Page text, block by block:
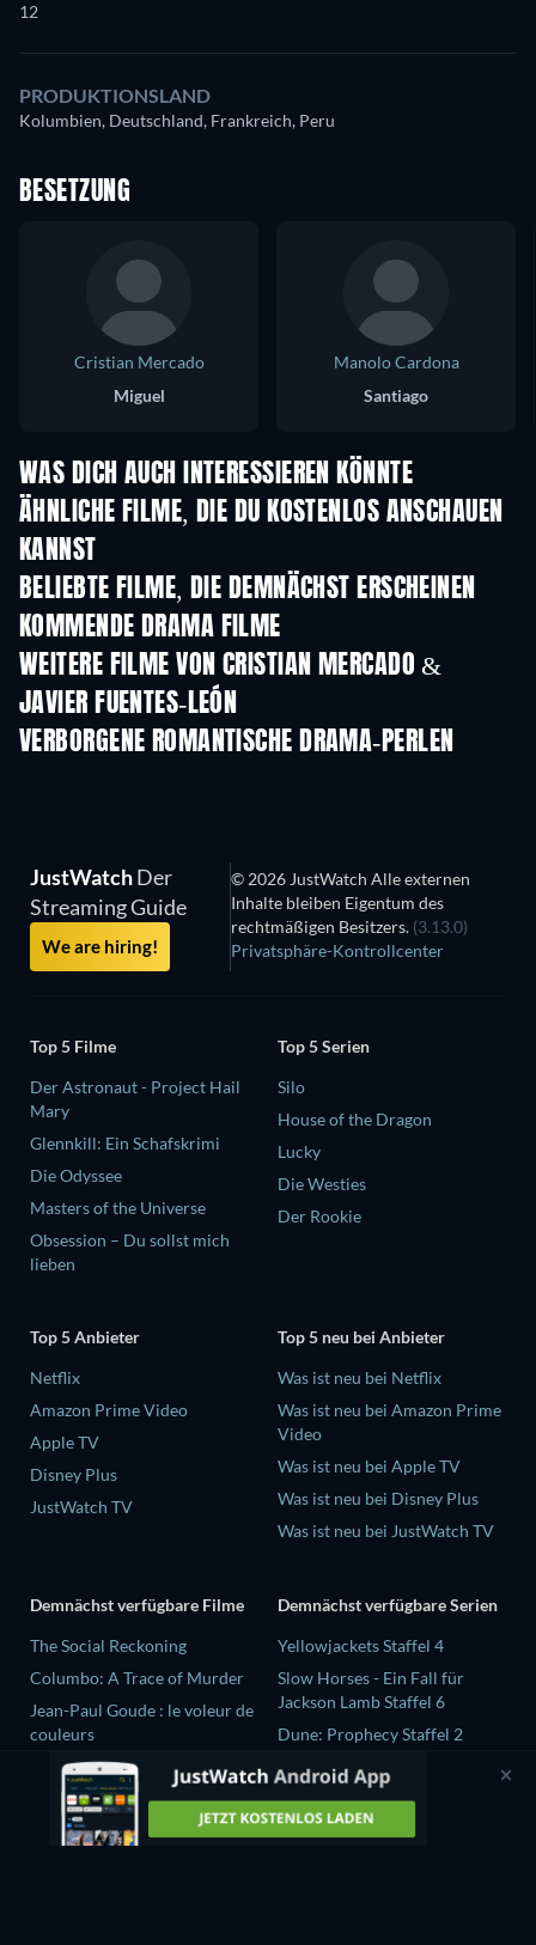
12
PRODUKTIONSLAND
Kolumbien, Deutschland, Frankreich, Peru
BESETZUNG
Cristian Mercado
Miguel
Manolo Cardona
Santiago
WAS DICH AUCH INTERESSIEREN KÖNNTE
ÄHNLICHE FILME, DIE DU KOSTENLOS ANSCHAUEN
KANNST
BELIEBTE FILME, DIE DEMNÄCHST ERSCHEINEN
KOMMENDE DRAMA FILME
WEITERE FILME VON CRISTIAN MERCADO &
JAVIER FUENTES-LEÓN
VERBORGENE ROMANTISCHE DRAMA-PERLEN
Serie Serie
JustWatchDer
Streaming Guide
We are hiring!
© 2026 JustWatch Alle externen
Inhalte bleiben Eigentum des
rechtmäßigen Besitzers. (3.13.0)
Privatsphäre-Kontrollcenter
Top 5 Filme
Der Astronaut - Project Hail
Mary
Glennkill: Ein Schafskrimi
Die Odyssee
Masters of the Universe
Obsession – Du sollst mich
lieben
Top 5 Serien
Silo
House of the Dragon
Lucky
Die Westies
Der Rookie
Top 5 Anbieter
Netflix
Amazon Prime Video
Apple TV
Disney Plus
JustWatch TV
Top 5 neu bei Anbieter
Was ist neu bei Netflix
Was ist neu bei Amazon Prime
Video
Was ist neu bei Apple TV
Was ist neu bei Disney Plus
Was ist neu bei JustWatch TV
Demnächst verfügbare Filme
The Social Reckoning
Columbo: A Trace of Murder
Jean-Paul Goude : le voleur de
couleurs
Destroy All Girls
Selten wache ich träumend auf
Demnächst verfügbare Serien
Yellowjackets Staffel 4
Slow Horses - Ein Fall für
Jackson Lamb Staffel 6
Dune: Prophecy Staffel 2
The Gentlemen Staffel 2
Love Is Blind: UK Staffel 3